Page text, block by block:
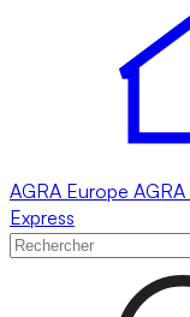
AGRA Europe AGRA
Express